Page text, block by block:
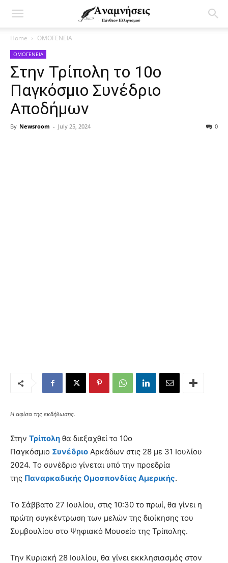
Home ΟΜΟΓΕΝΕΙΑ
ΟΜΟΓΕΝΕΙΑ
Στην Τρίπολη το 10ο
Παγκόσμιο Συνέδριο
Αποδήμων
By Newsroom - July 25, 2024 0
Η αφίσα της εκδήλωσης.
Στην Τρίπολη θα διεξαχθεί το 10ο
Παγκόσμιο Συνέδριο Αρκάδων στις 28 με 31 Ιουλίου
2024. Το συνέδριο γίνεται υπό την προεδρία
της Παναρκαδικής Ομοσπονδίας Αμερικής.
Το Σάββατο 27 Ιουλίου, στις 10:30 το πρωί, θα γίνει η
πρώτη συγκέντρωση των μελών της διοίκησης του
Συμβουλίου στο Ψηφιακό Μουσείο της Τρίπολης.
Την Κυριακή 28 Ιουλίου, θα γίνει εκκλησιασμός στον